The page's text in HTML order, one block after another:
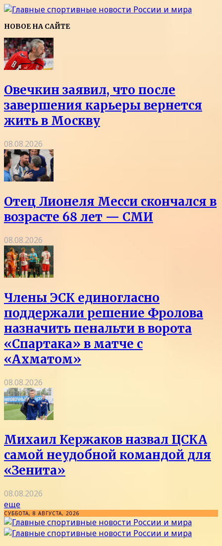
НОВОЕ НА САЙТЕ
Овечкин заявил, что после
завершения карьеры вернется
жить в Москву
08.08.2026
Отец Лионеля Месси скончался в
возрасте 68 лет — СМИ
08.08.2026
Члены ЭСК единогласно
поддержали решение Фролова
назначить пенальти в ворота
«Спартака» в матче с
«Ахматом»
08.08.2026
Михаил Кержаков назвал ЦСКА
самой неудобной командой для
«Зенита»
08.08.2026
еще
СУББОТА, 8 АВГУСТА, 2026